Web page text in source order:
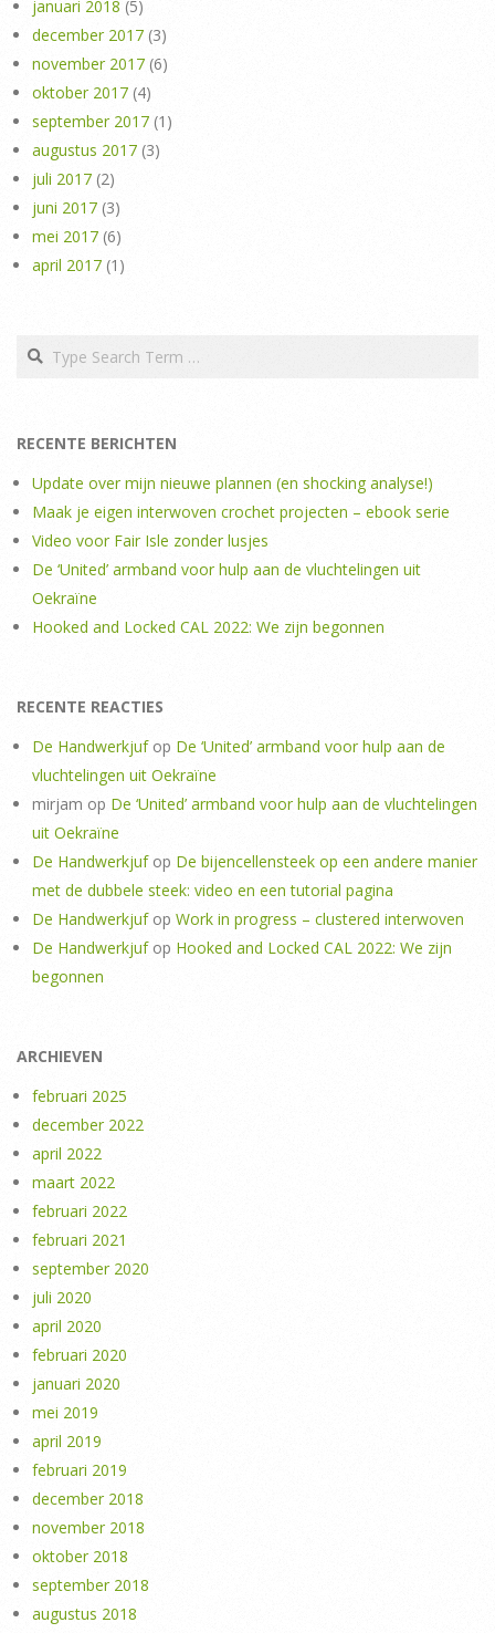
januari 2018 (5)
december 2017 (3)
november 2017 (6)
oktober 2017 (4)
september 2017 (1)
augustus 2017 (3)
juli 2017 (2)
juni 2017 (3)
mei 2017 (6)
april 2017 (1)
Search
RECENTE BERICHTEN
Update over mijn nieuwe plannen (en shocking analyse!)
Maak je eigen interwoven crochet projecten – ebook serie
Video voor Fair Isle zonder lusjes
De ‘United’ armband voor hulp aan de vluchtelingen uit
Oekraïne
Hooked and Locked CAL 2022: We zijn begonnen
RECENTE REACTIES
De Handwerkjufop De ‘United’ armband voor hulp aan de
vluchtelingen uit Oekraïne
mirjam op De ‘United’ armband voor hulp aan de vluchtelingen
uit Oekraïne
De Handwerkjufop De bijencellensteek op een andere manier
met de dubbele steek: video en een tutorial pagina
De Handwerkjufop Work in progress – clustered interwoven
De Handwerkjufop Hooked and Locked CAL 2022: We zijn
begonnen
ARCHIEVEN
februari 2025
december 2022
april 2022
maart 2022
februari 2022
februari 2021
september 2020
juli 2020
april 2020
februari 2020
januari 2020
mei 2019
april 2019
februari 2019
december 2018
november 2018
oktober 2018
september 2018
augustus 2018